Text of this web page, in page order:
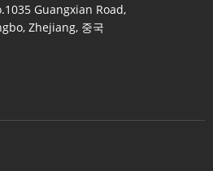
Guangxian Road,
Zhejiang, 중국